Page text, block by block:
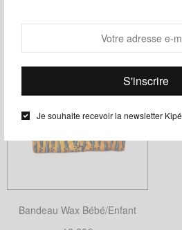
Je souhaite recevoir la newsletter Kipé
Bandeau Wax Bébé/Enfant